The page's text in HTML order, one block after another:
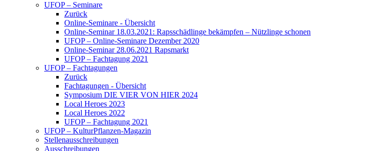
UFOP – Seminare
Zurück
Online-Seminare - Übersicht
Online-Seminar 18.03.2021: Rapsschädlinge bekämpfen – Nützlinge schonen
UFOP – Online-Seminare Dezember 2020
Online-Seminar 28.06.2021 Rapsmarkt
UFOP – Fachtagung 2021
UFOP – Fachtagungen
Zurück
Fachtagungen - Übersicht
Symposium DIE VIER VON HIER 2024
Local Heroes 2023
Local Heroes 2022
UFOP – Fachtagung 2021
UFOP – KulturPflanzen-Magazin
Stellenausschreibungen
Ausschreibungen